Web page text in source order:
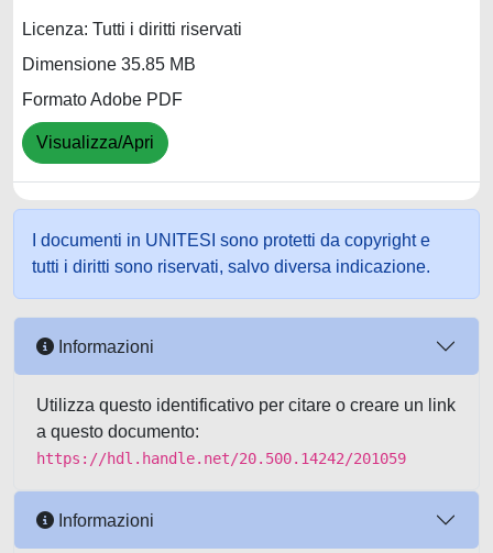
Licenza: Tutti i diritti riservati
Dimensione 35.85 MB
Formato Adobe PDF
Visualizza/Apri
I documenti in UNITESI sono protetti da copyright e
tutti i diritti sono riservati, salvo diversa indicazione.
Informazioni
Utilizza questo identificativo per citare o creare un link
a questo documento:
https://hdl.handle.net/20.500.14242/201059
Informazioni